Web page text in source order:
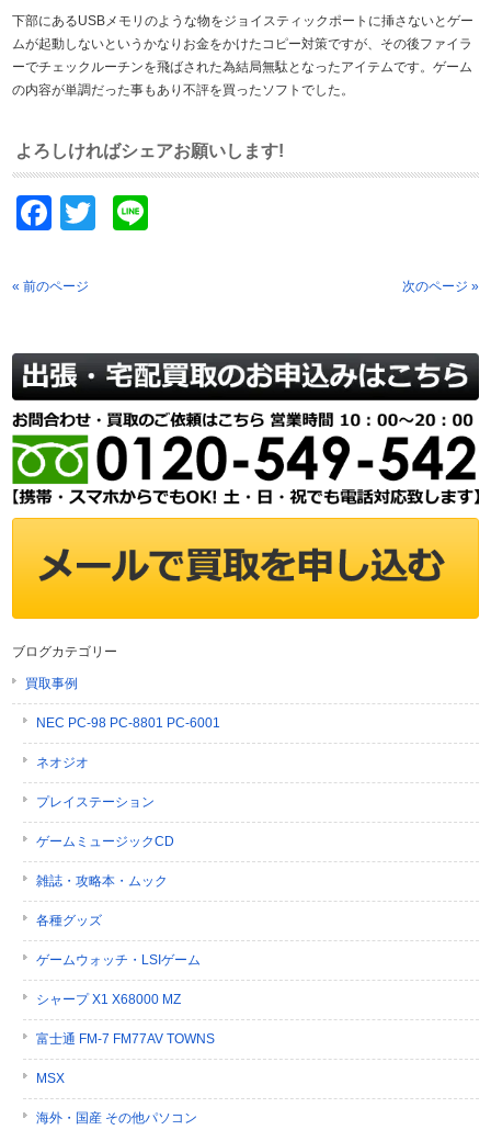
下部にあるUSBメモリのような物をジョイスティックポートに挿さないとゲー
ムが起動しないというかなりお金をかけたコピー対策ですが、その後ファイラ
ーでチェックルーチンを飛ばされた為結局無駄となったアイテムです。ゲーム
の内容が単調だった事もあり不評を買ったソフトでした。
よろしければシェアお願いします!
Facebook
Twitter
« 前のページ 次のページ »
ブログカテゴリー
買取事例
NEC PC-98 PC-8801 PC-6001
ネオジオ
プレイステーション
ゲームミュージックCD
雑誌・攻略本・ムック
各種グッズ
ゲームウォッチ・LSIゲーム
シャープ X1 X68000 MZ
富士通 FM-7 FM77AV TOWNS
MSX
海外・国産 その他パソコン